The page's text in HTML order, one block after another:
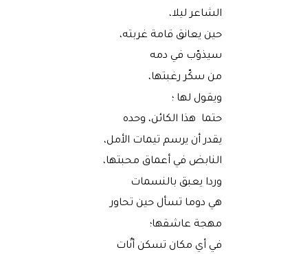
الشاعر ليلا،
حين يعانق قامة غربته،
سيذوّب في دمه
من سكّر رغبتها،
ويقول لها ؛
حتما هذا الكائن، وحده
يقدر أن يرسم تيمات الأمل،
النابض في أعماق محبتها،
وردا يعبق بالنسمات
هي دوما تسأل حين تحاور
مهجة عاشقها؛
في أي مكان تسكن أنٌات